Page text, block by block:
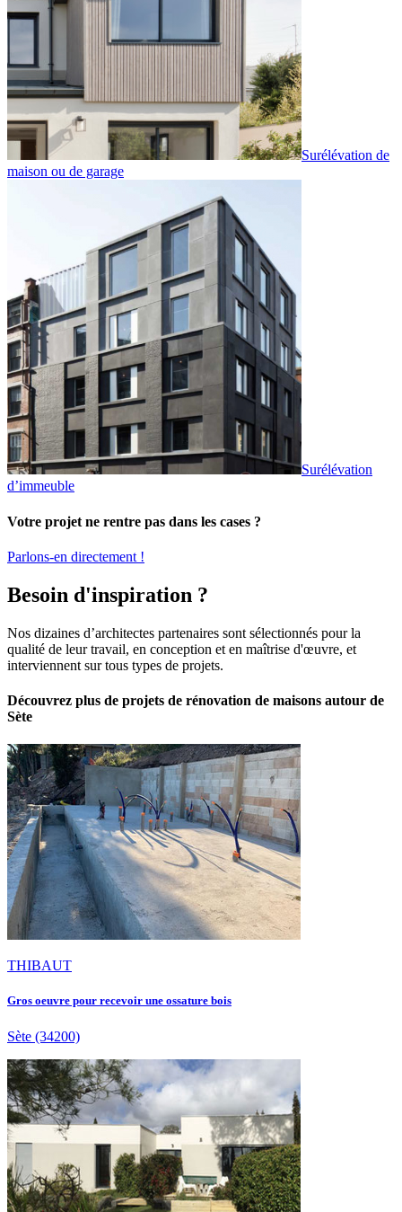
Surélévation de
maison ou de garage
Surélévation
d’immeuble
Votre projet ne rentre pas dans les cases ?
Parlons-en directement !
Besoin d'inspiration ?
Nos dizaines d’architectes partenaires sont sélectionnés pour la
qualité de leur travail, en conception et en maîtrise d'œuvre, et
interviennent sur tous types de projets.
Découvrez plus de projets de rénovation de maisons autour de
Sète
THIBAUT
Gros oeuvre pour recevoir une ossature bois
Sète (34200)